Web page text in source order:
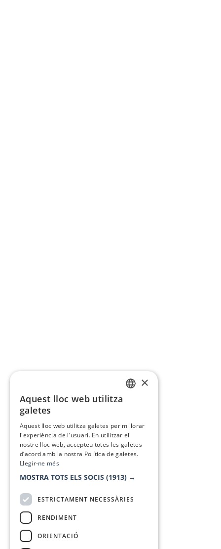
×
Aquest lloc web utilitza
galetes
Aquest lloc web utilitza galetes per millorar
l'experiència de l'usuari. En utilitzar el
nostre lloc web, accepteu totes les galetes
d’acord amb la nostra Política de galetes.
Llegir-ne més
MOSTRA TOTS ELS SOCIS (1913) →
ESTRICTAMENT NECESSÀRIES
RENDIMENT
ORIENTACIÓ